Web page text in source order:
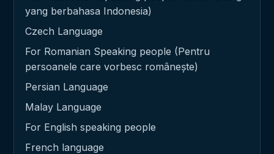
yang berbahasa Indonesia)
Czech Language
For Romanian Speaking people (Pentru
persoanele care vorbesc românește)
Persian Language
Malay Language
For English speaking people
French language